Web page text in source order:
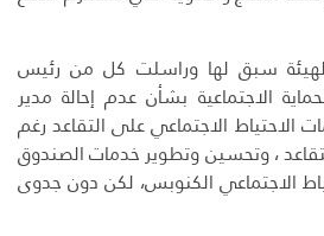
الهيئة سبق لها وراسلت كل من رئيس
الاجتماعية بشأن عدم إحالة مدير
الاجتماعي على التقاعد رغم
، وتحسين وتطوير خدمات الصندوق
الاجتماعي الكنوبس، لكن دون جدوى